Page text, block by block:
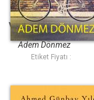
Ver Bana Düşlerimi
(Ciltli Şömizli)
Adem Dönmez
Etiket Fiyatı :